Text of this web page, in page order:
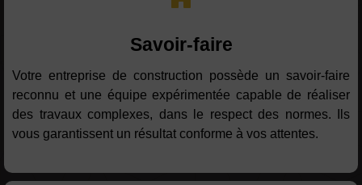
Savoir-faire
Votre entreprise de construction possède un savoir-faire
reconnu et une équipe expérimentée capable de réaliser
des travaux complexes, dans le respect des normes. Ils
vous garantissent un résultat conforme à vos attentes.